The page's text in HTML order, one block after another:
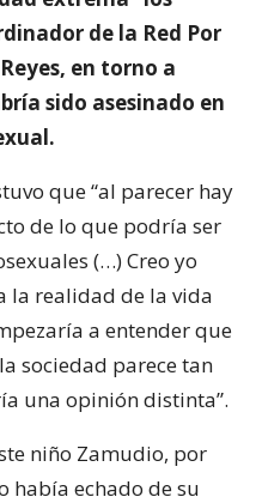
de la Red Por
en torno a
sido asesinado en
que “al parecer hay
de lo que podría ser
(…) Creo yo
la realidad de la vida
a entender que
sociedad parece tan
una opinión distinta”.
niño Zamudio, por
echado de su